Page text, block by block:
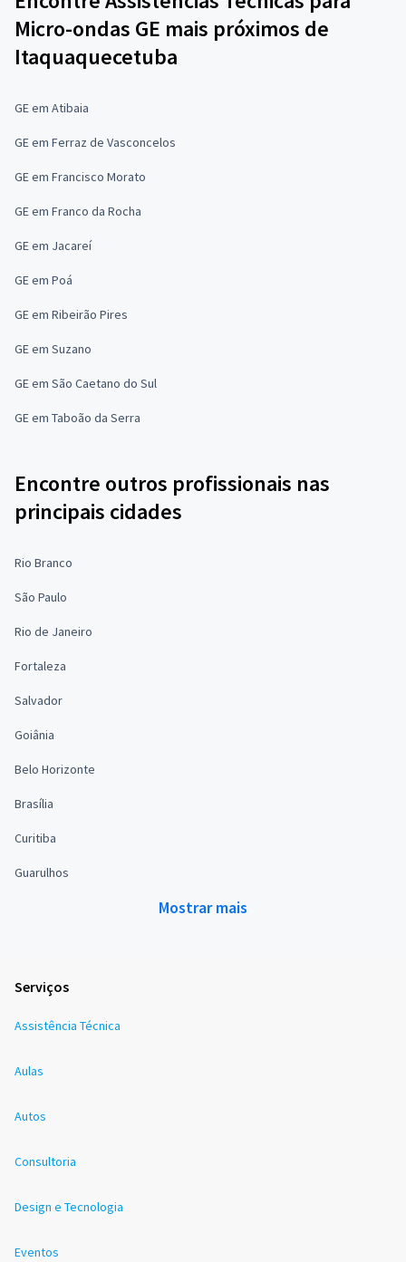
Micro-ondas GE mais próximos de
Itaquaquecetuba
GE em Atibaia
GE em Ferraz de Vasconcelos
GE em Francisco Morato
GE em Franco da Rocha
GE em Jacareí
GE em Poá
GE em Ribeirão Pires
GE em Suzano
GE em São Caetano do Sul
GE em Taboão da Serra
Encontre outros profissionais nas
principais cidades
Rio Branco
São Paulo
Rio de Janeiro
Fortaleza
Salvador
Goiânia
Belo Horizonte
Brasília
Curitiba
Guarulhos
Mostrar mais
Serviços
Assistência Técnica
Aulas
Autos
Consultoria
Design e Tecnologia
Eventos